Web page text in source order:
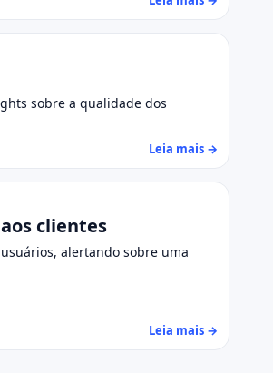
sobre a qualidade dos
Leia mais →
clientes
alertando sobre uma
Leia mais →